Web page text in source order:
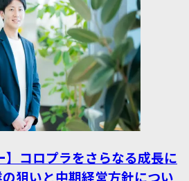
】コロプラをさらなる成長に
狙いと中期経営方針につい